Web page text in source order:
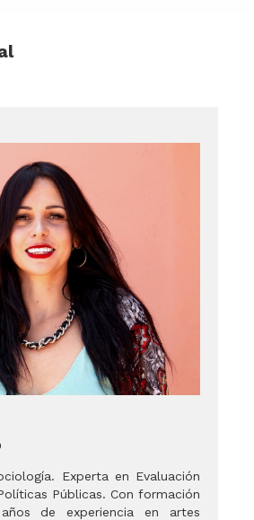
Experta en Evaluación
Públicas. Con formación
de experiencia en artes